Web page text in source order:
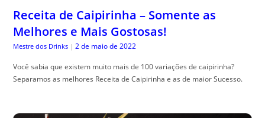
Receita de Caipirinha – Somente as
Melhores e Mais Gostosas!
Mestre dos Drinks | 2 de maio de 2022
Você sabia que existem muito mais de 100 variações de caipirinha?
Separamos as melhores Receita de Caipirinha e as de maior Sucesso.